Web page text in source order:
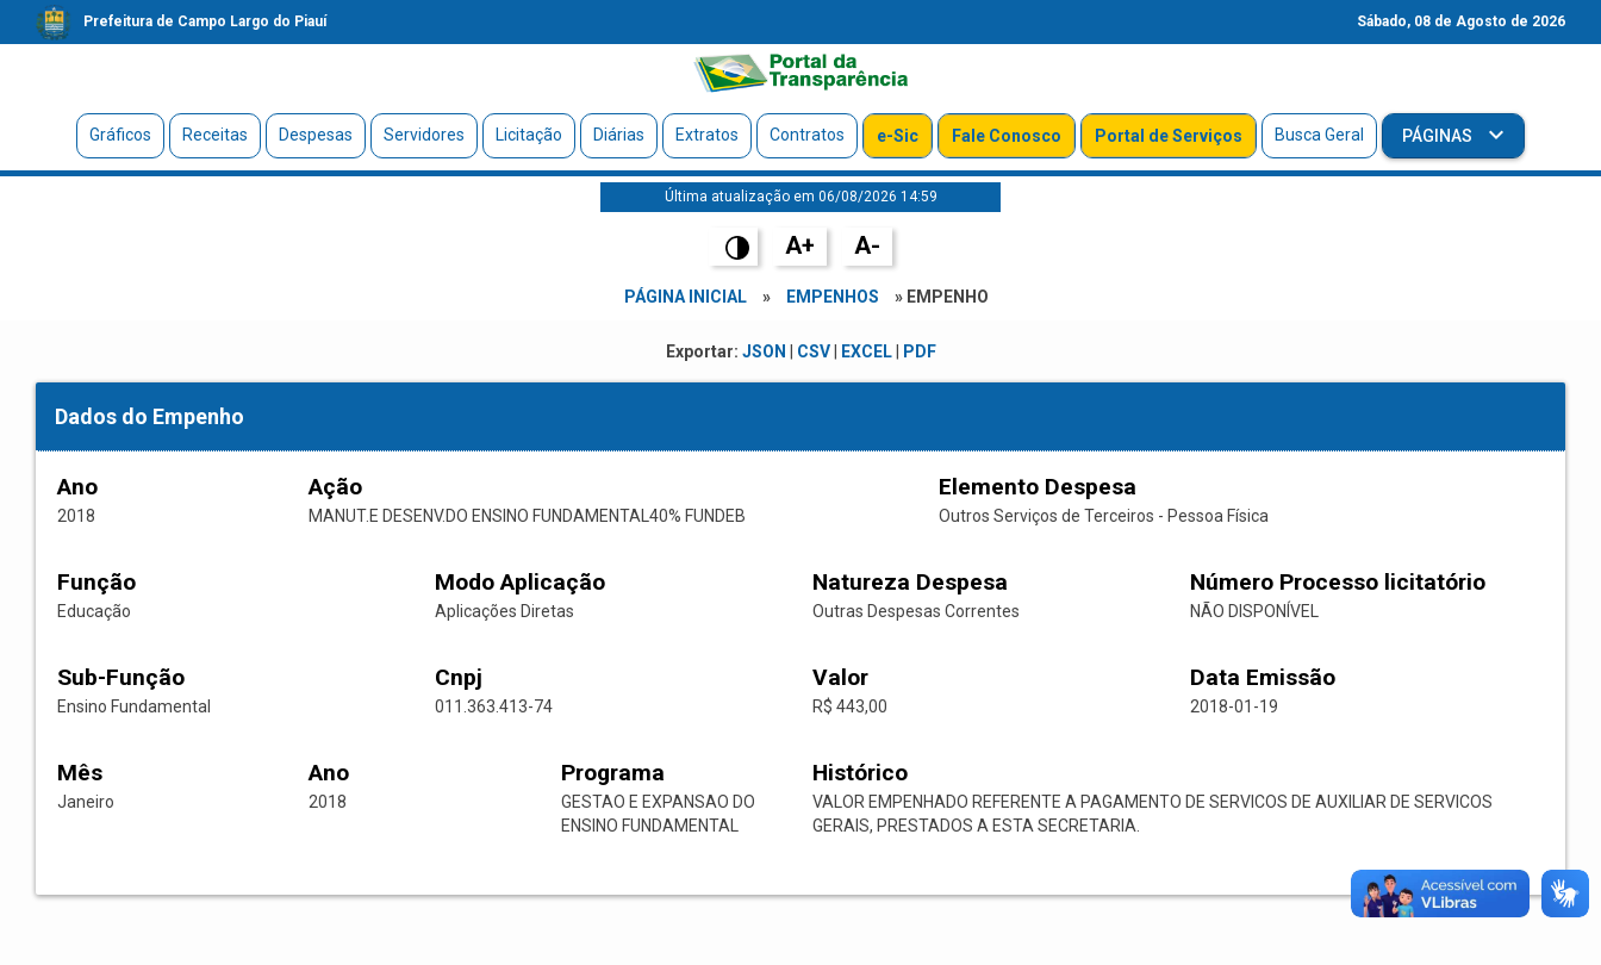
Prefeitura de Campo Largo do Piauí Sábado, 08 de Agosto de 2026
Gráficos Receitas Despesas Servidores Licitação Diárias Extratos Contratos e-Sic Fale Conosco Portal de Serviços Busca Geral PÁGINAS
Última atualização em 06/08/2026 14:59
A+ A-
PÁGINA INICIAL » EMPENHOS » EMPENHO
Exportar: JSON CSV| EXCEL| PDF
Dados do Empenho
Ano
2018
Ação
MANUT.E DESENV.DO ENSINO FUNDAMENTAL40% FUNDEB
Elemento Despesa
Outros Serviços de Terceiros - Pessoa Física
Função
Educação
Modo Aplicação
Aplicações Diretas
Natureza Despesa
Outras Despesas Correntes
Número Processo licitatório
NÃO DISPONÍVEL
Sub-Função
Ensino Fundamental
Cnpj
011.363.413-74
Valor
R$ 443,00
Data Emissão
2018-01-19
Mês
Janeiro
Ano
2018
Programa
GESTAO E EXPANSAO DO
ENSINO FUNDAMENTAL
Histórico
VALOR EMPENHADO REFERENTE A PAGAMENTO DE SERVICOS DE AUXILIAR DE SERVICOS
GERAIS, PRESTADOS A ESTA SECRETARIA.